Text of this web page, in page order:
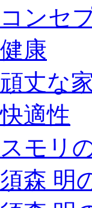
コンセ
健康
頑丈な家
快適性
スモリ
須森 明